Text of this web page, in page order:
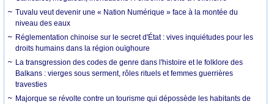
Tuvalu veut devenir une « Nation Numérique » face à la montée du
niveau des eaux
Réglementation chinoise sur le secret d'État : vives inquiétudes pour les
droits humains dans la région ouïghoure
La transgression des codes de genre dans l'histoire et le folklore des
Balkans : vierges sous serment, rôles rituels et femmes guerrières
travesties
Majorque se révolte contre un tourisme qui dépossède les habitants de